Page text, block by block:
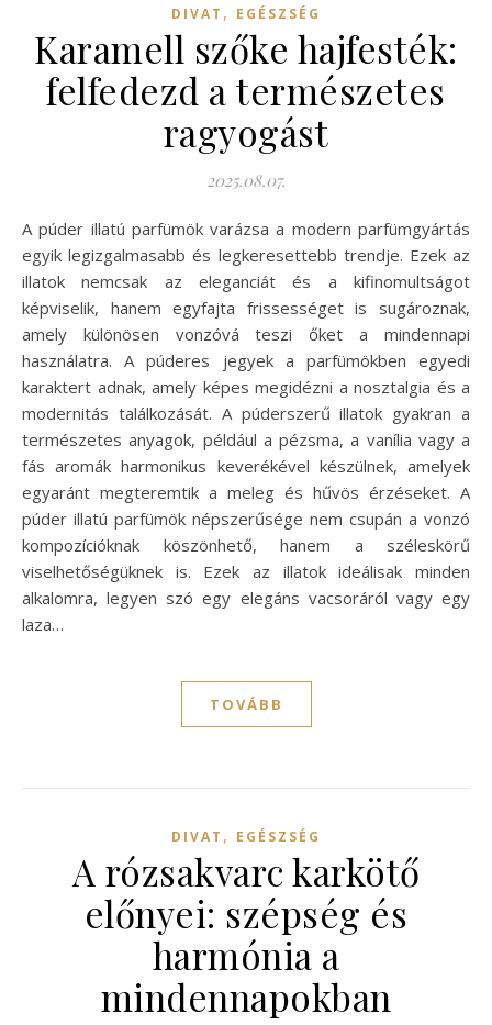
DIVAT , EGÉSZSÉG
Karamell szőke hajfesték:
felfedezd a természetes
ragyogást
2025.08.07.
A púder illatú parfümök varázsa a modern parfümgyártás
egyik legizgalmasabb és legkeresettebb trendje. Ezek az
illatok nemcsak az eleganciát és a kifinomultságot
képviselik, hanem egyfajta frissességet is sugároznak,
amely különösen vonzóvá teszi őket a mindennapi
használatra. A púderes jegyek a parfümökben egyedi
karaktert adnak, amely képes megidézni a nosztalgia és a
modernitás találkozását. A púderszerű illatok gyakran a
természetes anyagok, például a pézsma, a vanília vagy a
fás aromák harmonikus keverékével készülnek, amelyek
egyaránt megteremtik a meleg és hűvös érzéseket. A
púder illatú parfümök népszerűsége nem csupán a vonzó
kompozícióknak köszönhető, hanem a széleskörű
viselhetőségüknek is. Ezek az illatok ideálisak minden
alkalomra, legyen szó egy elegáns vacsoráról vagy egy
laza…
TOVÁBB
DIVAT , EGÉSZSÉG
A rózsakvarc karkötő
előnyei: szépség és
harmónia a
mindennapokban